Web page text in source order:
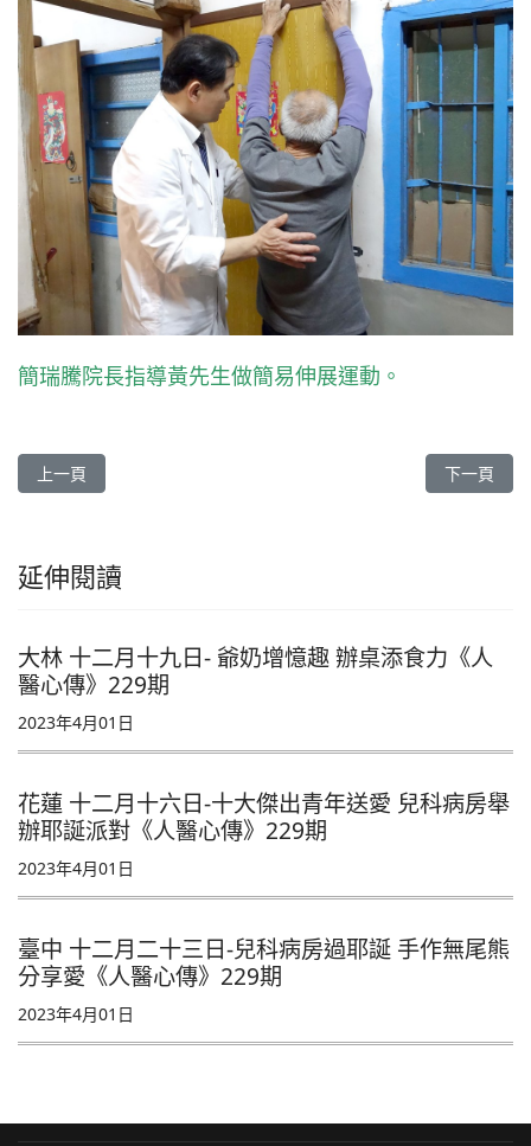
簡瑞騰院長指導黃先生做簡易伸展運動。
上一篇文章: 大林慈院 顯微外科與國際接軌 交流醫療新趨勢《人醫
上一頁 下一篇文
下一頁
延伸閱讀
大林 十二月十九日- 爺奶增憶趣 辦桌添食力《人
醫心傳》229期
2023年4月01日
花蓮 十二月十六日-十大傑出青年送愛 兒科病房舉
辦耶誕派對《人醫心傳》229期
2023年4月01日
臺中 十二月二十三日-兒科病房過耶誕 手作無尾熊
分享愛《人醫心傳》229期
2023年4月01日